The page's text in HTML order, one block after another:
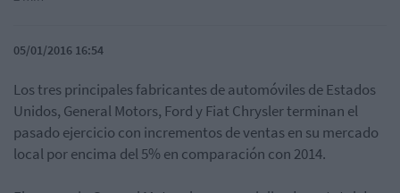
05/01/2016 16:54
Los tres principales fabricantes de automóviles de Estados
Unidos, General Motors, Ford y Fiat Chrysler terminan el
pasado ejercicio con incrementos de ventas en su mercado
local por encima del 5% en comparación con 2014.